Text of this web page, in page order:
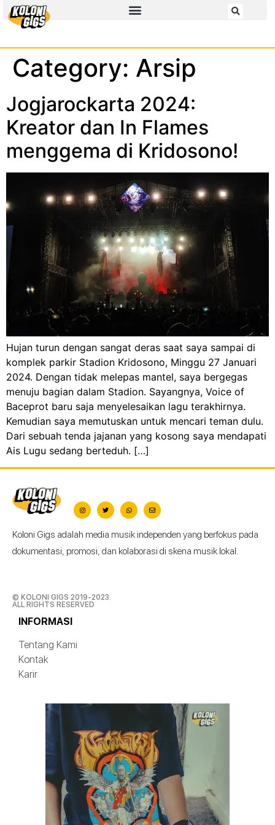
Category: Arsip
Jogjarockarta 2024:
Kreator dan In Flames
menggema di Kridosono!
Hujan turun dengan sangat deras saat saya sampai di
komplek parkir Stadion Kridosono, Minggu 27 Januari
2024. Dengan tidak melepas mantel, saya bergegas
menuju bagian dalam Stadion. Sayangnya, Voice of
Baceprot baru saja menyelesaikan lagu terakhirnya.
Kemudian saya memutuskan untuk mencari teman dulu.
Dari sebuah tenda jajanan yang kosong saya mendapati
Ais Lugu sedang berteduh. […]
Koloni Gigs adalah media musik independen yang berfokus pada
dokumentasi, promosi, dan kolaborasi di skena musik lokal.
© KOLONI GIGS 2019-2023.
ALL RIGHTS RESERVED
INFORMASI
Tentang Kami
Kontak
Karir